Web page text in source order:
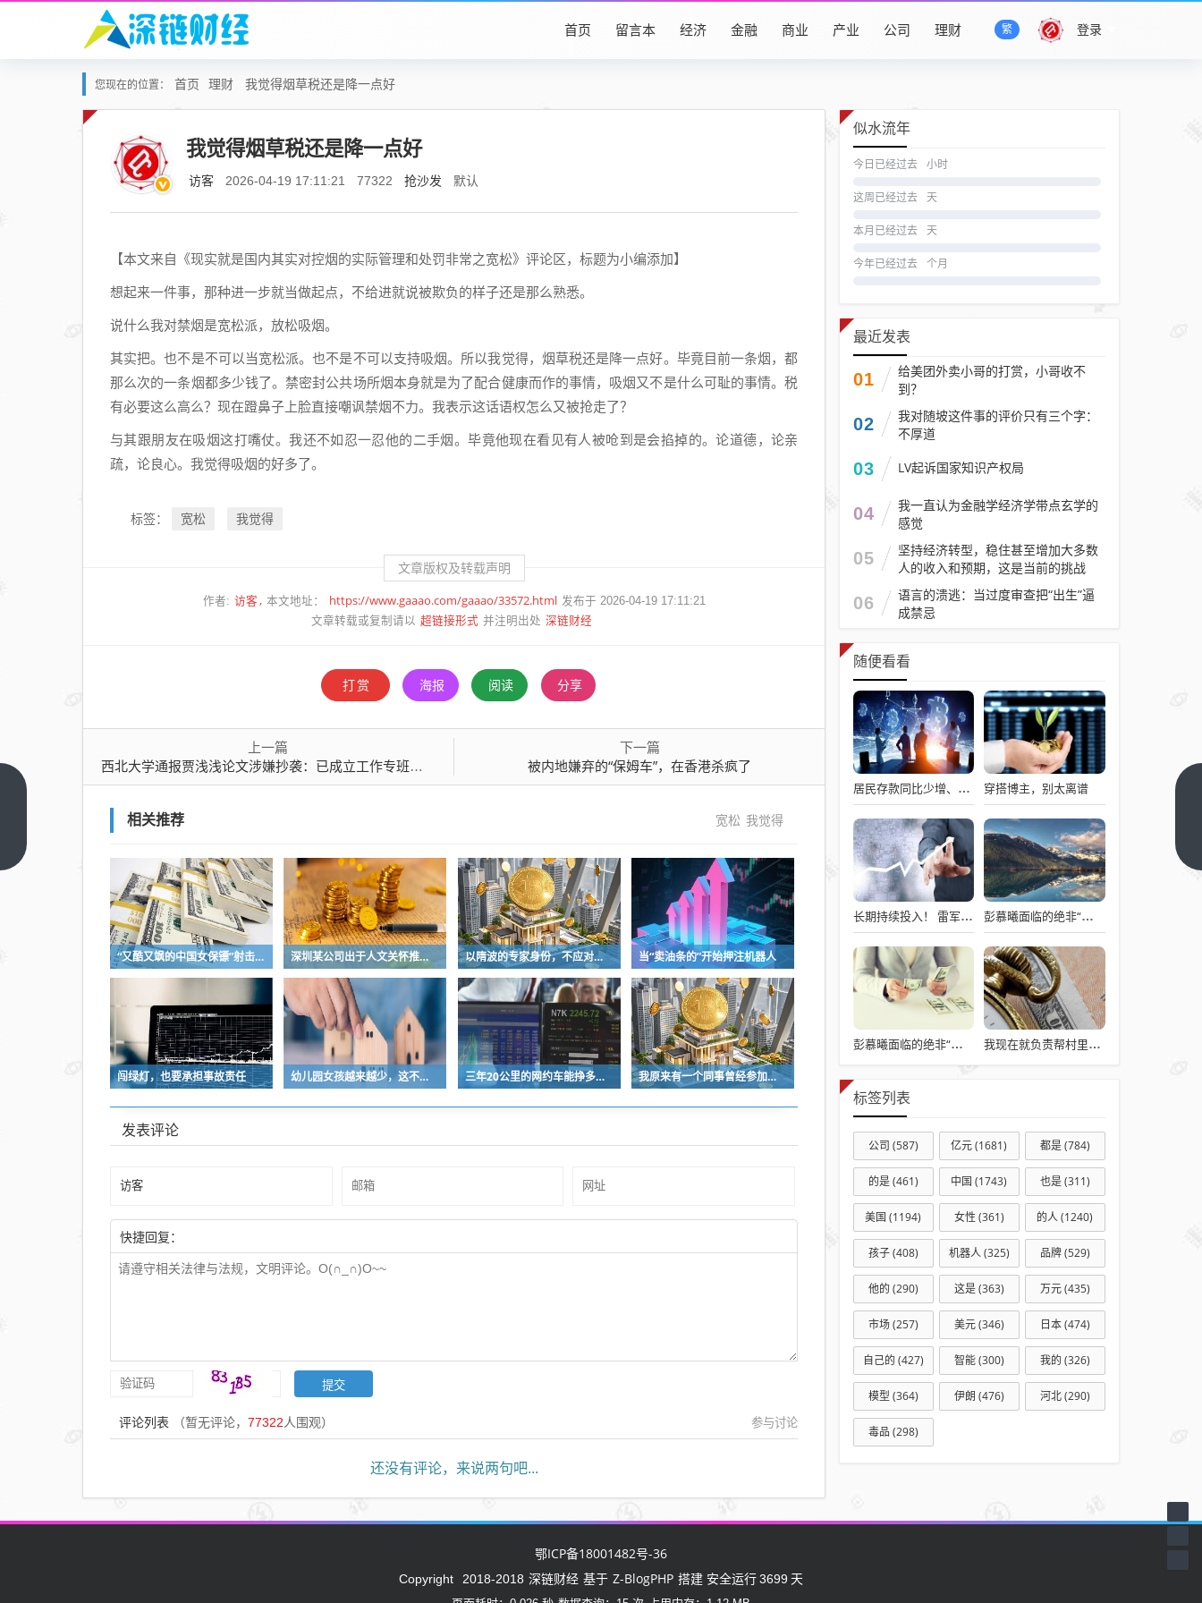
登录
繁
首页 留言本 经济 金融 商业 产业 公司 理财
您现在的位置： 首页 理财 我觉得烟草税还是降一点好
我觉得烟草税还是降一点好
访客 2026-04-19 17:11:21 77322 抢沙发 默认
【本文来自《现实就是国内其实对控烟的实际管理和处罚非常之宽松》评论区，标题为小编添加】
想起来一件事，那种进一步就当做起点，不给进就说被欺负的样子还是那么熟悉。
说什么我对禁烟是宽松派，放松吸烟。
其实把。也不是不可以当宽松派。也不是不可以支持吸烟。所以我觉得，烟草税还是降一点好。毕竟目前一条烟，都
那么次的一条烟都多少钱了。禁密封公共场所烟本身就是为了配合健康而作的事情，吸烟又不是什么可耻的事情。税
有必要这么高么？现在蹬鼻子上脸直接嘲讽禁烟不力。我表示这话语权怎么又被抢走了？
与其跟朋友在吸烟这打嘴仗。我还不如忍一忍他的二手烟。毕竟他现在看见有人被呛到是会掐掉的。论道德，论亲
疏，论良心。我觉得吸烟的好多了。
标签： 宽松 我觉得
文章版权及转载声明
作者: 访客 本文地址： https://www.gaaao.com/gaaao/33572.html 发布于 2026-04-19 17:11:21
文章转载或复制请以 超链接形式 并注明出处 深链财经
打赏 海报 阅读 分享
上一篇
西北大学通报贾浅浅论文涉嫌抄袭：已成立工作专班，启动调查程序
下一篇
被内地嫌弃的“保姆车”，在香港杀疯了
相关推荐 宽松 我觉得
“又酷又飒的中国女保镖”射击夺冠 深圳某公司出于人文关怀推出内部托管，结果无孩单身员工举报了，核心理由有两个 以隋波的专家身份，不应对没统一标准的口味指手画脚，依仗专家身份欺负一线厨师 当“卖油条的”开始押注机器人
闯绿灯，也要承担事故责任 幼儿园女孩越来越少，这不是身边统计学 三年20公里的网约车能挣多少钱？ 我原来有一个同事曾经参加过抗美援越，是军人，穿蓝色工作服
发表评论
快捷回复：
评论列表 （暂无评论， 77322人围观） 参与讨论
还没有评论，来说两句吧...
似水流年
今日已经过去 小时
这周已经过去 天
本月已经过去 天
今年已经过去 个月
最近发表
01
给美团外卖小哥的打赏，小哥收不
到？
02
我对随坡这件事的评价只有三个字：
不厚道
03 LV起诉国家知识产权局
04
我一直认为金融学经济学带点玄学的
感觉
05
坚持经济转型，稳住甚至增加大多数
人的收入和预期，这是当前的挑战
06
语言的溃逃：当过度审查把“出生”逼
成禁忌
随便看看
居民存款同比少增、非银存款同比多增 1月“存款搬家”背后发生了什么？ 穿搭博主，别太离谱
长期持续投入！ 雷军：小米7篇论文入选国际顶级会议AAAI 彭慕曦面临的绝非“高高举起，轻轻放下”
彭慕曦面临的绝非“高高举起，轻轻放下” 我现在就负责帮村里申请建房的工作，现在村里不是盖不起，是没地没指标！
标签列表
公司 (587) 亿元(1681) 都是(784)
的是(461) 中国 (1743) 也是(311)
美国 (1194) 女性 (361) 的人(1240)
孩子(408) 机器人(325) 品牌(529)
他的 (290) 这是(363) 万元(435)
市场(257) 美元(346) 日本(474)
自己的 (427) 智能(300) 我的 (326)
模型 (364) 伊朗 (476) 河北(290)
毒品 (298)
鄂ICP备18001482号-36
Copyright 2018-2018 深链财经 基于 Z-BlogPHP 搭建 安全运行3699 天